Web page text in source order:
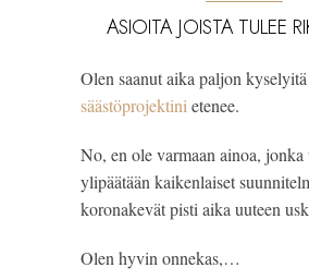
ASIOITA JOISTA TULEE
Olen saanut aika paljon
säästöprojektini etenee.
No, en ole varmaan ainoa, jonka
ylipäätään kaikenlaiset
koronakevät pisti aika uuteen
Olen hyvin onnekas,…